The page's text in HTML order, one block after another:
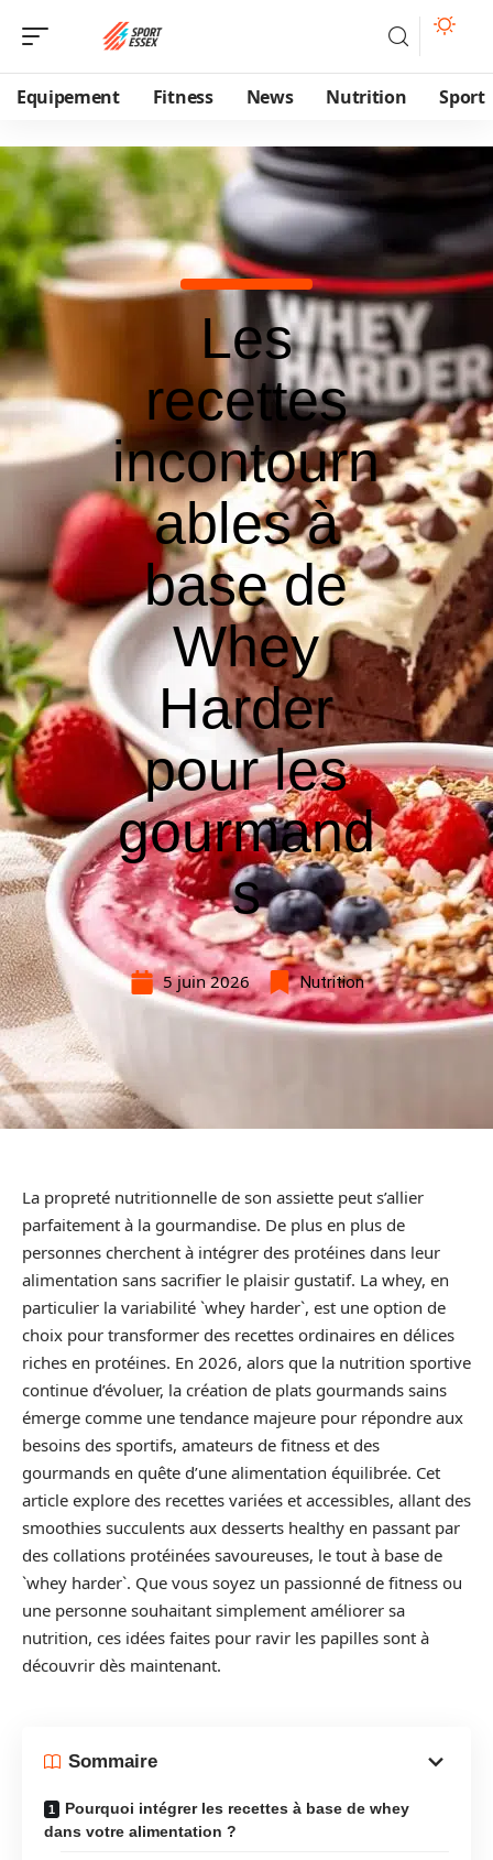
Equipement Fitness News Nutrition Sport
Les
recettes
incontourn
ables à
base de
Whey
Harder
pour les
gourmand
s
5 juin 2026 Nutrition
La propreté nutritionnelle de son assiette peut s’allier
parfaitement à la gourmandise. De plus en plus de
personnes cherchent à intégrer des protéines dans leur
alimentation sans sacrifier le plaisir gustatif. La whey, en
particulier la variabilité `whey harder`, est une option de
choix pour transformer des recettes ordinaires en délices
riches en protéines. En 2026, alors que la nutrition sportive
continue d’évoluer, la création de plats gourmands sains
émerge comme une tendance majeure pour répondre aux
besoins des sportifs, amateurs de fitness et des
gourmands en quête d’une alimentation équilibrée. Cet
article explore des recettes variées et accessibles, allant des
smoothies succulents aux desserts healthy en passant par
des collations protéinées savoureuses, le tout à base de
`whey harder`. Que vous soyez un passionné de fitness ou
une personne souhaitant simplement améliorer sa
nutrition, ces idées faites pour ravir les papilles sont à
découvrir dès maintenant.
Sommaire
Pourquoi intégrer les recettes à base de whey
dans votre alimentation ?